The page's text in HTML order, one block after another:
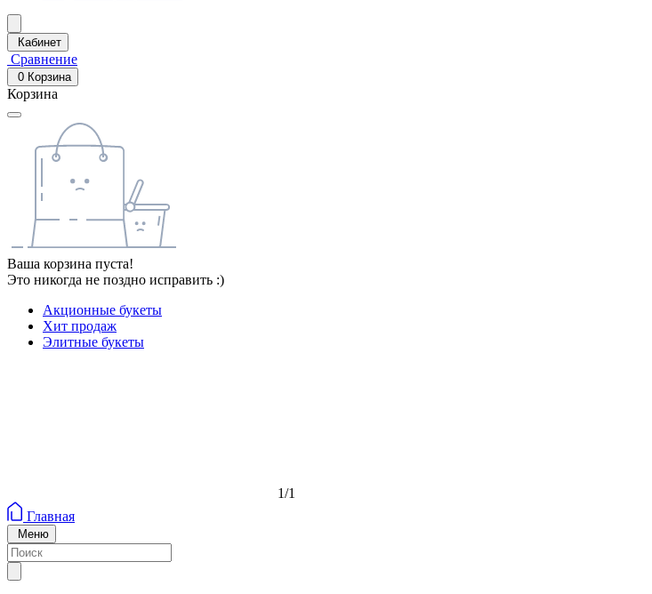
Кабинет
Сравнение
0 Корзина
Корзина
Ваша корзина пуста!
Это никогда не поздно исправить :)
Акционные букеты
Хит продаж
Элитные букеты
1/1
Главная
Меню